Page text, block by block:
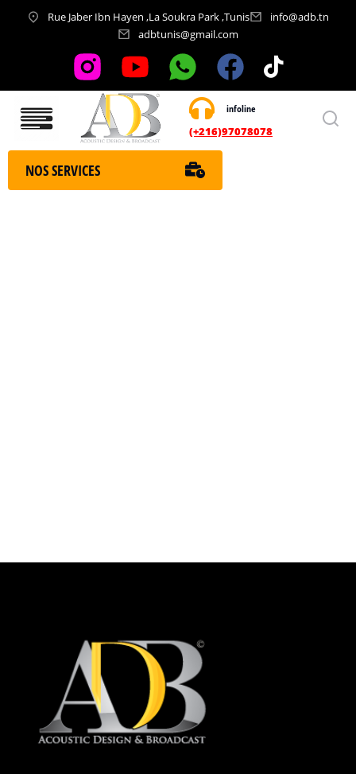
Rue Jaber Ibn Hayen ,La Soukra Park ,Tunis
info@adb.tn
adbtunis@gmail.com
infoline
(+216)97078078
Nos services
NOS SERVICES